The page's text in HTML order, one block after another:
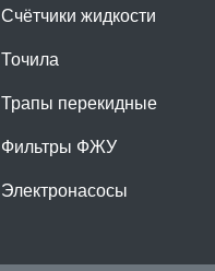
Счётчики жидкости
Точила
Трапы перекидные
Фильтры ФЖУ
Электронасосы